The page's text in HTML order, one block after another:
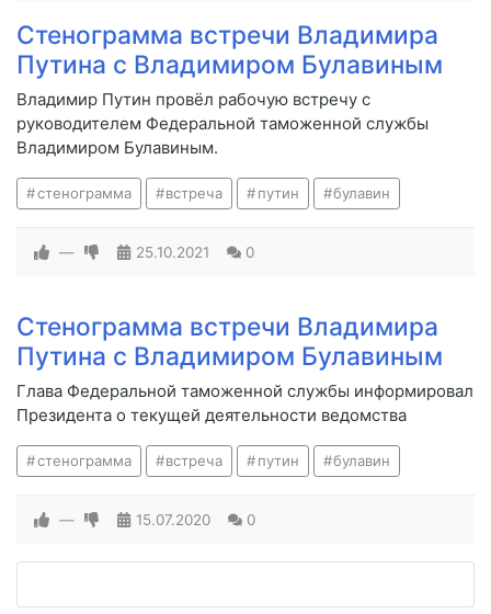
Стенограмма встречи Владимира
Путина с Владимиром Булавиным
Владимир Путин провёл рабочую встречу с
руководителем Федеральной таможенной службы
Владимиром Булавиным.
стенограмма встреча путин булавин
— 25.10.2021 0
Стенограмма встречи Владимира
Путина с Владимиром Булавиным
Глава Федеральной таможенной службы информировал
Президента о текущей деятельности ведомства
стенограмма встреча путин булавин
— 15.07.2020 0